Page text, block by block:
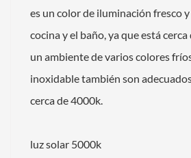
es un color de iluminación fresco
cocina y el baño, ya que está
un ambiente de varios colores
inoxidable también son
cerca de 4000k.
luz solar 5000k